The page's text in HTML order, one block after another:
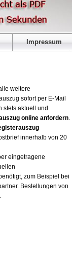
Impressum
weitere
sofort per E-Mail
stets aktuell und
online anfordern.
innerhalb von 20
eingetragene
zum Beispiel bei
Bestellungen von